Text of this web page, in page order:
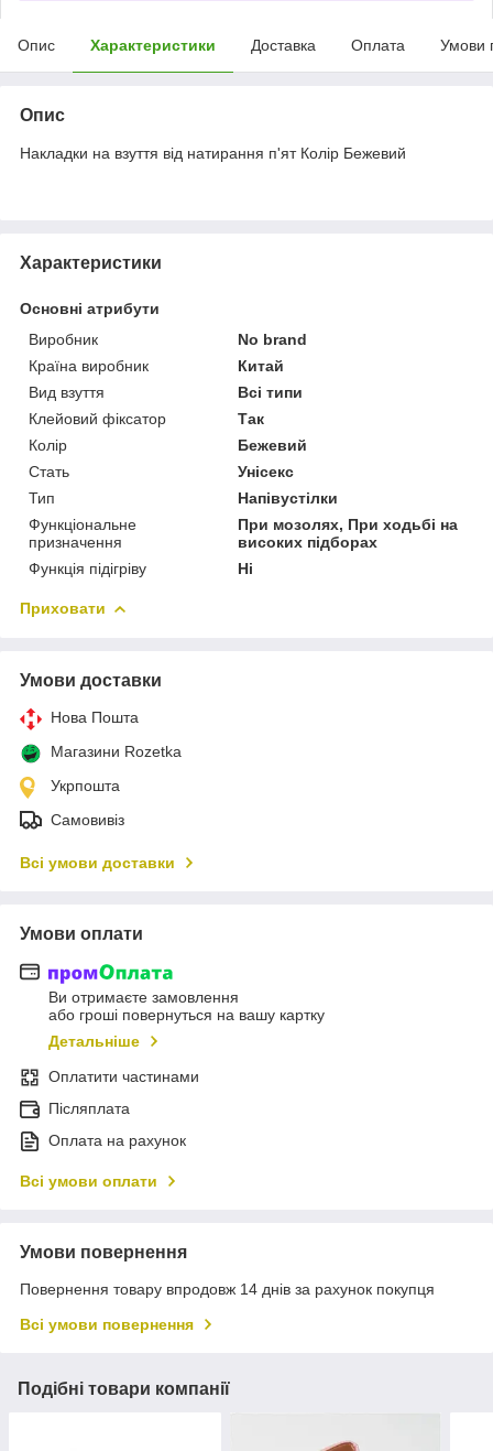
Опис Характеристики Доставка Оплата Умови
Опис
Накладки на взуття від натирання п'ят Колір Бежевий
Характеристики
Основні атрибути
Виробник
No brand
Країна виробник
Китай
Вид взуття
Всі типи
Клейовий фіксатор
Так
Колір
Бежевий
Стать
Унісекс
Тип
Напівустілки
Функціональне
призначення
При мозолях, При ходьбі на
високих підборах
Функція підігріву
Ні
Приховати
Умови доставки
Нова Пошта
Магазини Rozetka
Укрпошта
Самовивіз
Всі умови доставки
Умови оплати
Ви отримаєте замовлення
або гроші повернуться на вашу картку
Детальніше
Оплатити частинами
Післяплата
Оплата на рахунок
Всі умови оплати
Умови повернення
Повернення товару впродовж 14 днів за рахунок покупця
Всі умови повернення
Подібні товари компанії